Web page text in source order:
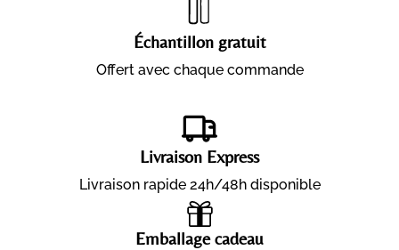
Échantillon gratuit
Offert avec chaque commande
Livraison Express
Livraison rapide 24h/48h disponible
Emballage cadeau